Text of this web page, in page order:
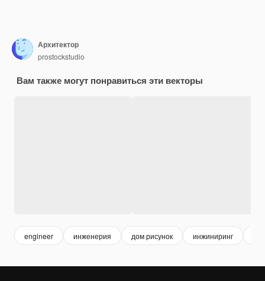
Архитектор
prostockstudio
Вам также могут понравиться эти векторы
engineer инженерия дом рисунок инжиниринг